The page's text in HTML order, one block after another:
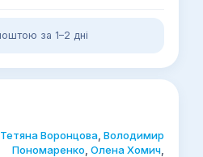
за 1–2 дні
Тетяна Воронцова Володимир
Пономаренко Олена Хомич